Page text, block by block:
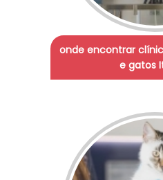
onde encontrar
e gatos